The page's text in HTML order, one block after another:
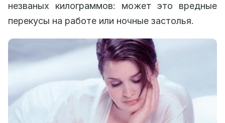
незваных килограммов: может это вредные
перекусы на работе или ночные застолья.